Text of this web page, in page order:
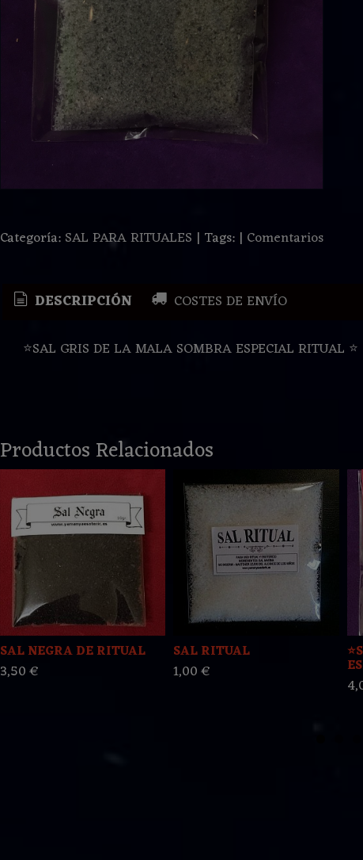
Categoría: SAL PARA RITUALES | Tags: | Comentarios
DESCRIPCIÓN COSTES DE ENVÍO
⭐️SAL GRIS DE LA MALA SOMBRA ESPECIAL RITUAL ⭐️
Productos Relacionados
SAL NEGRA DE RITUAL
3,50 €
SAL RITUAL
1,00 €